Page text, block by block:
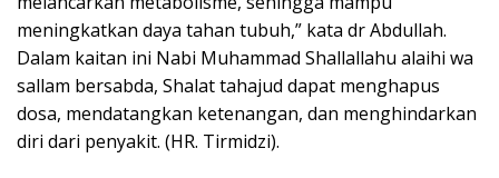
meningkatkan daya tahan tubuh,” kata dr Abdullah.
Dalam kaitan ini Nabi Muhammad Shallallahu alaihi wa
sallam bersabda, Shalat tahajud dapat menghapus
dosa, mendatangkan ketenangan, dan menghindarkan
diri dari penyakit. (HR. Tirmidzi).